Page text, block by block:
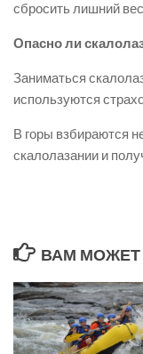
сбросить лишний
Опасно ли
Заниматься
используются
В горы взбираются
скалолазании и
ВАМ МОЖЕТ